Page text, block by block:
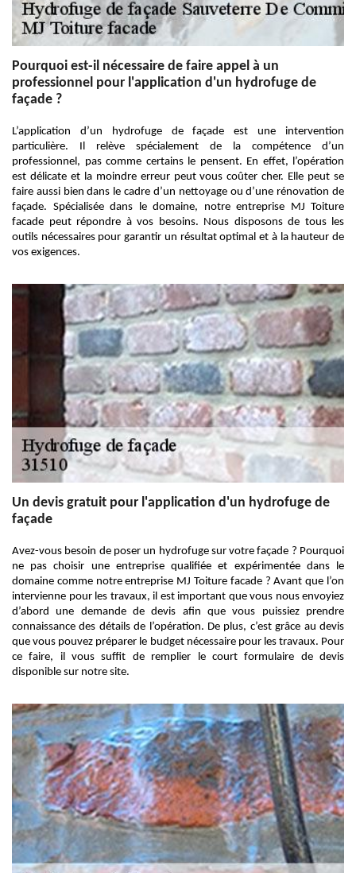
Pourquoi est-il nécessaire de faire appel à un
professionnel pour l'application d'un hydrofuge de
façade ?
L’application d’un hydrofuge de façade est une intervention
particulière. Il relève spécialement de la compétence d’un
professionnel, pas comme certains le pensent. En effet, l’opération
est délicate et la moindre erreur peut vous coûter cher. Elle peut se
faire aussi bien dans le cadre d’un nettoyage ou d’une rénovation de
façade. Spécialisée dans le domaine, notre entreprise MJ Toiture
facade peut répondre à vos besoins. Nous disposons de tous les
outils nécessaires pour garantir un résultat optimal et à la hauteur de
vos exigences.
Un devis gratuit pour l'application d'un hydrofuge de
façade
Avez-vous besoin de poser un hydrofuge sur votre façade ? Pourquoi
ne pas choisir une entreprise qualifiée et expérimentée dans le
domaine comme notre entreprise MJ Toiture facade ? Avant que l’on
intervienne pour les travaux, il est important que vous nous envoyiez
d’abord une demande de devis afin que vous puissiez prendre
connaissance des détails de l’opération. De plus, c’est grâce au devis
que vous pouvez préparer le budget nécessaire pour les travaux. Pour
ce faire, il vous suffit de remplier le court formulaire de devis
disponible sur notre site.